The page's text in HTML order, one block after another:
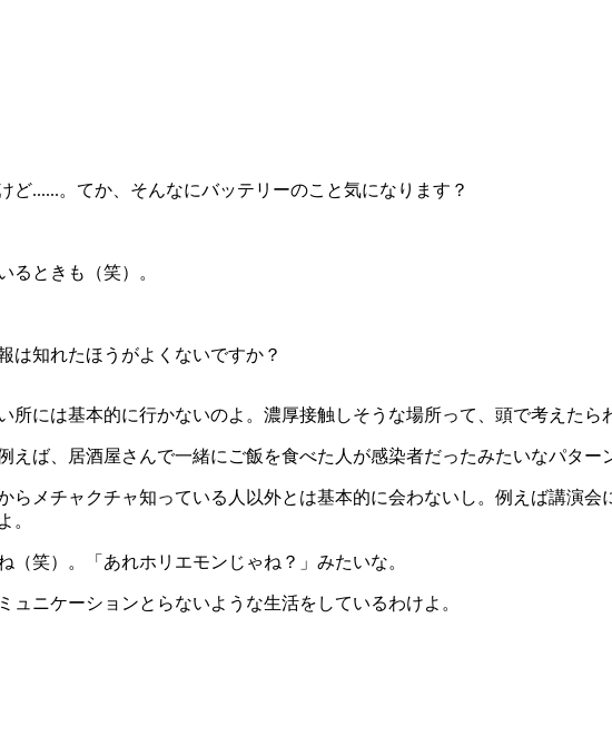
......。てか、そんなにバッテリーのこと気になります？
ときも（笑）。
知れたほうがよくないですか？
には基本的に行かないのよ。濃厚接触しそうな場所って、頭で考えたら
ば、居酒屋さんで一緒にご飯を食べた人が感染者だったみたいなパター
メチャクチャ知っている人以外とは基本的に会わないし。例えば講演会
。
笑）。「あれホリエモンじゃね？」みたいな。
ニケーションとらないような生活をしているわけよ。